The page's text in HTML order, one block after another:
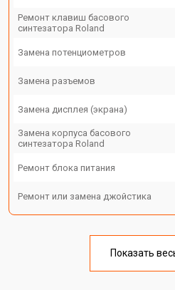
Ремонт клавиш басового
синтезатора Roland
Замена потенциометров
Замена разъемов
Замена дисплея (экрана)
Замена корпуса басового
синтезатора Roland
Ремонт блока питания
Ремонт или замена джойстика
Показать